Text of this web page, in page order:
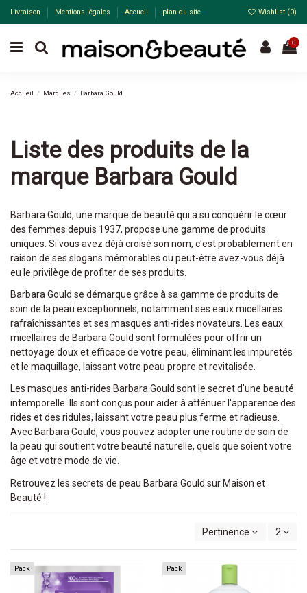
Livraison Mentions légales Accueil plan du site Wishlist (0)
0
Accueil Marques Barbara Gould
Liste des produits de la
marque Barbara Gould
Barbara Gould, une marque de beauté qui a su conquérir le cœur
des femmes depuis 1937, propose une gamme de produits
uniques. Si vous avez déjà croisé son nom, c'est probablement en
raison de ses slogans mémorables ou peut-être avez-vous déjà
eu le privilège de profiter de ses produits.
Barbara Gould se démarque grâce à sa gamme de produits de
soin de la peau exceptionnels, notamment ses eaux micellaires
rafraîchissantes et ses masques anti-rides novateurs. Les eaux
micellaires de Barbara Gould sont formulées pour offrir un
nettoyage doux et efficace de votre peau, éliminant les impuretés
et le maquillage, laissant votre peau propre et revitalisée.
Les masques anti-rides Barbara Gould sont le secret d'une beauté
intemporelle. Ils sont conçus pour aider à atténuer l'apparence des
rides et des ridules, laissant votre peau plus ferme et radieuse.
Avec Barbara Gould, vous pouvez adopter une routine de soin de
la peau qui soutient votre beauté naturelle, quels que soient votre
âge et votre mode de vie.
Retrouvez les secrets de peau Barbara Gould sur Maison et
Beauté !
Pertinence 2
Pack Pack